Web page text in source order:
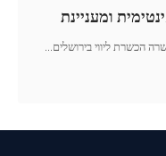
ומעניינת
הכשרת ליווי בירושלים…